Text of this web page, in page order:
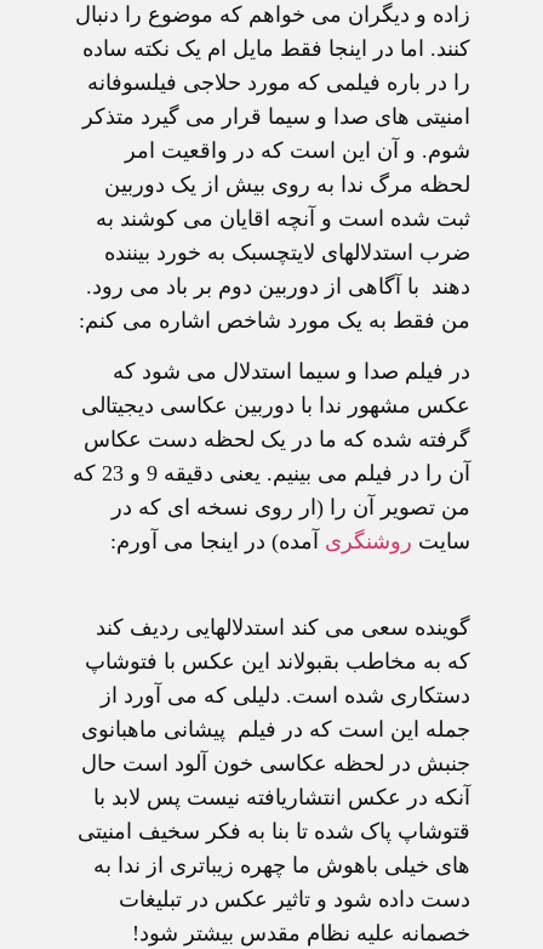
زاده و دیگران می خواهم که موضوع را دنبال
کنند. اما در اینجا فقط مایل ام یک نکته ساده
را در باره فیلمی که مورد حلاجی فیلسوفانه
امنیتی های صدا و سیما قرار می گیرد متذکر
شوم. و آن این است که در واقعیت امر
لحظه مرگ ندا به روی بیش از یک دوربین
ثبت شده است و آنچه اقایان می کوشند به
ضرب استدلالهای لایتچسبک به خورد بیننده
دهند با آگاهی از دوربین دوم بر باد می رود.
من فقط به یک مورد شاخص اشاره می کنم:
در فیلم صدا و سیما استدلال می شود که
عکس مشهور ندا با دوربین عکاسی دیجیتالی
گرفته شده که ما در یک لحظه دست عکاس
آن را در فیلم می بینیم. یعنی دقیقه 9 و 23 که
من تصویر آن را (ار روی نسخه ای که در
سایت روشنگری آمده) در اینجا می آورم:
گوینده سعی می کند استدلالهایی ردیف کند
که به مخاطب بقبولاند این عکس با فتوشاپ
دستکاری شده است. دلیلی که می آورد از
جمله این است که در فیلم پیشانی ماهبانوی
جنبش در لحظه عکاسی خون آلود است حال
آنکه در عکس انتشاریافته نیست پس لابد با
قتوشاپ پاک شده تا بنا به فکر سخیف امنیتی
های خیلی باهوش ما چهره زیباتری از ندا به
دست داده شود و تاثیر عکس در تبلیغات
خصمانه علیه نظام مقدس بیشتر شود!